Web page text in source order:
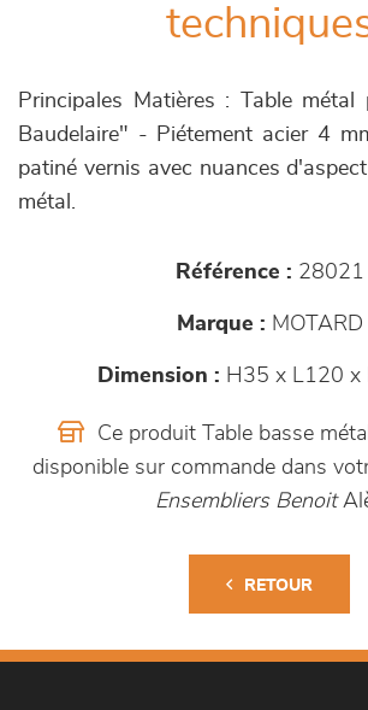
Principales Matières : Table métal
Baudelaire" - Piétement acier 4
patiné vernis avec nuances
métal.
Référence : 28021
Marque : MOTARD
Dimension : H35 x L120 x
Ce produit Table basse
disponible sur commande dans
Ensembliers Benoit
RETOUR